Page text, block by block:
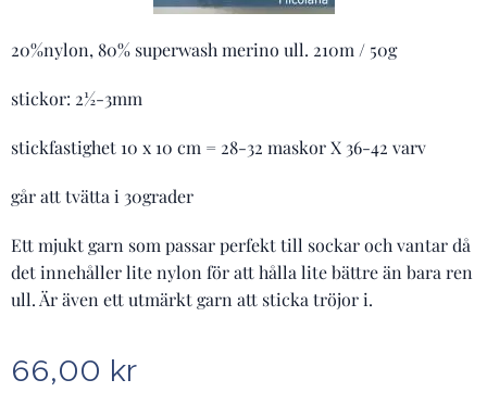
20%nylon, 80% superwash merino ull. 210m / 50g
stickor: 2½-3mm
stickfastighet 10 x 10 cm = 28-32 maskor X 36-42 varv
går att tvätta i 30grader
Ett mjukt garn som passar perfekt till sockar och vantar då
det innehåller lite nylon för att hålla lite bättre än bara ren
ull. Är även ett utmärkt garn att sticka tröjor i.
66,00 kr